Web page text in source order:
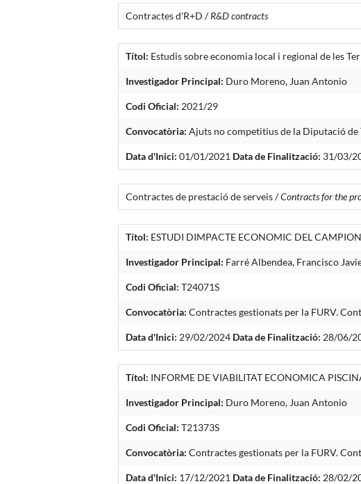
Contractes d'R+D /R&D contracts
Títol: Estudis sobre economia local i regional de les
Investigador Principal: Duro Moreno, Juan Antonio
Codi Oficial: 2021/29
Convocatòria: Ajuts no competitius de la Diputació de
Data d'Inici: 01/01/2021 Data de Finalització: 31/03/
Contractes de prestació de serveis /Contracts for the
Títol: ESTUDI DIMPACTE ECONOMIC DEL
Investigador Principal: Farré Albendea, Francisco
Codi Oficial: T24071S
Convocatòria: Contractes gestionats per la FURV.
Data d'Inici: 29/02/2024 Data de Finalització: 28/06/
Títol: INFORME DE VIABILITAT ECONOMICA
Investigador Principal: Duro Moreno, Juan Antonio
Codi Oficial: T21373S
Convocatòria: Contractes gestionats per la FURV.
Data d'Inici: 17/12/2021 Data de Finalització: 28/02/